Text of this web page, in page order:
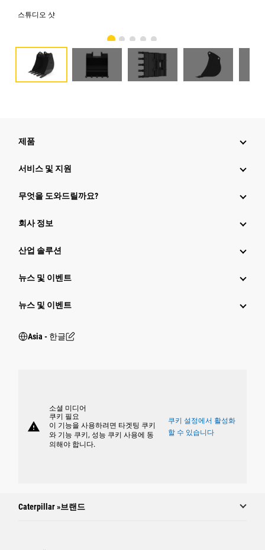
스튜디오 샷
제품
서비스 및 지원
무엇을 도와드릴까요?
회사 정보
산업 솔루션
뉴스 및 이벤트
뉴스 및 이벤트
Asia - 한글
warning
소셜 미디어
쿠키 필요
이 기능을 사용하려면 타겟팅 쿠키
와 기능 쿠키, 성능 쿠키 사용에 동
의해야 합니다.
쿠키 설정에서 활성화
할 수 있습니다
Caterpillar »브랜드